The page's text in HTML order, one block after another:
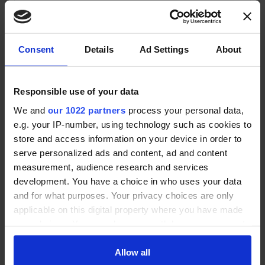
Consent Details Ad Settings About
Responsible use of your data
We and our 1022 partners process your personal data,
e.g. your IP-number, using technology such as cookies to
store and access information on your device in order to
serve personalized ads and content, ad and content
measurement, audience research and services
development. You have a choice in who uses your data
and for what purposes. Your privacy choices are only
applicable on this digital property where you have made
any time from the Cookie Declaration or by clicking on
Allow all
Nachname *
E-Mail (Sie bekommen eine Mail zur Bestätigung) *
Ich bin Kunde/Interessent dieses Anbieters und
stimme denNutzungsbedingungenund
Datenschutzbestimmungenzu. *
BEWERTUNG ABGEBEN
Angebots-Service